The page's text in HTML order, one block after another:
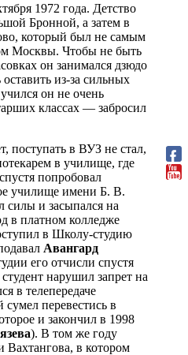
1972 года. Детство
Бронной, а затем в
который был не самым
Москвы. Чтобы не быть
он занимался дзюдо
из-за сильных
он не очень
классах — забросил
поступать в ВУЗ не стал,
в училище, где
попробовал
училище имени Б. В.
и засыпался на
в платном колледже
в Школу-студию
Авангард
его отчисли спустя
нарушил запрет на
в телепередаче
перевестись в
и закончил в 1998
). В том же году
Вахтангова, в котором